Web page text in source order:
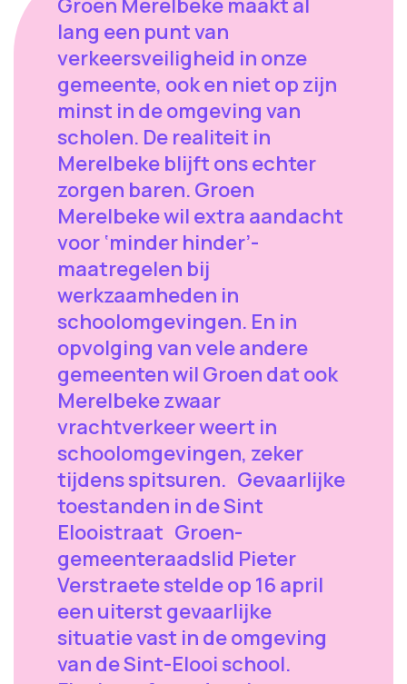
lang een punt van
verkeersveiligheid in onze
gemeente, ook en niet op zijn
minst in de omgeving van
scholen. De realiteit in
Merelbeke blijft ons echter
zorgen baren. Groen
Merelbeke wil extra aandacht
voor ‘minder hinder’-
maatregelen bij
werkzaamheden in
schoolomgevingen. En in
opvolging van vele andere
gemeenten wil Groen dat ook
Merelbeke zwaar
vrachtverkeer weert in
schoolomgevingen, zeker
tijdens spitsuren. Gevaarlijke
toestanden in de Sint
Elooistraat Groen-
gemeenteraadslid Pieter
Verstraete stelde op 16 april
een uiterst gevaarlijke
situatie vast in de omgeving
van de Sint-Elooi school.